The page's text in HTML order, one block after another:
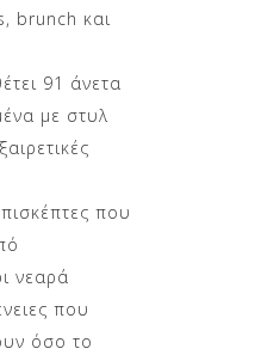
brunch και
91 άνετα
με στυλ
που
νεαρά
που
όσο το